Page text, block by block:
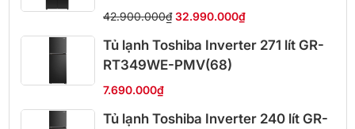
42.900.000₫ 32.990.000₫
Tủ lạnh Toshiba Inverter 271 lít GR-
RT349WE-PMV(68)
7.690.000₫
Tủ lạnh Toshiba Inverter 240 lít GR-